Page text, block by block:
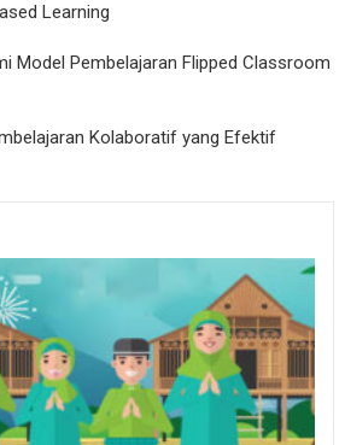
Learning
Model Pembelajaran Flipped Classroom
Kolaboratif yang Efektif